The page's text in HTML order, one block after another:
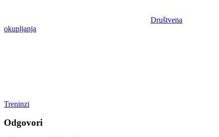
Društvena
okupljanja
Treninzi
Odgovori